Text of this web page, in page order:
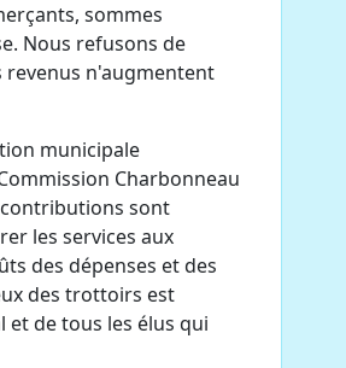
sommes
Nous refusons de
n'augmentent
municipale
Charbonneau
sont
les services aux
des dépenses et des
des trottoirs est
de tous les élus qui